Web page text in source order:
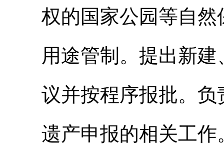
权的国家公园等自
用途管制。提出新
议并按程序报批。
遗产申报的相关工作